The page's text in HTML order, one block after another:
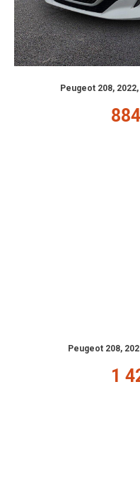
Peugeot 208,
Peugeot 208,
1